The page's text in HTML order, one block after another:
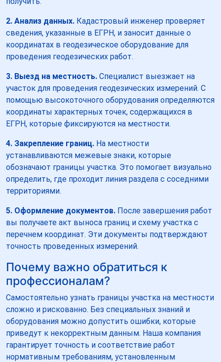
2. Анализ данных. Кадастровый инженер проверяет
сведения, указанные в ЕГРН, и заносит данные о
координатах в геодезическое оборудование для
проведения геодезических работ.
3. Выезд на местность. Специалист выезжает на
участок для проведения геодезических измерений. С
помощью высокоточного оборудования определяются
координаты характерных точек, содержащихся в
ЕГРН, которые фиксируются на местности.
4. Закрепление границ. На местности
устанавливаются межевые знаки, которые
обозначают границы участка. Это помогает визуально
определить, где проходит линия раздела с соседними
территориями.
5. Оформление документов. После завершения работ
вы получаете акт выноса границ и схему участка с
перечнем координат. Эти документы подтверждают
точность проведенных измерений.
Почему важно обратиться к
профессионалам?
Самостоятельно узнать границы участка на местности
сложно и рискованно. Без специальных знаний и
оборудования можно допустить ошибки, которые
приведут к некорректным данным. Наша компания
гарантирует точность и соответствие работ
нормативным требованиям, установленным